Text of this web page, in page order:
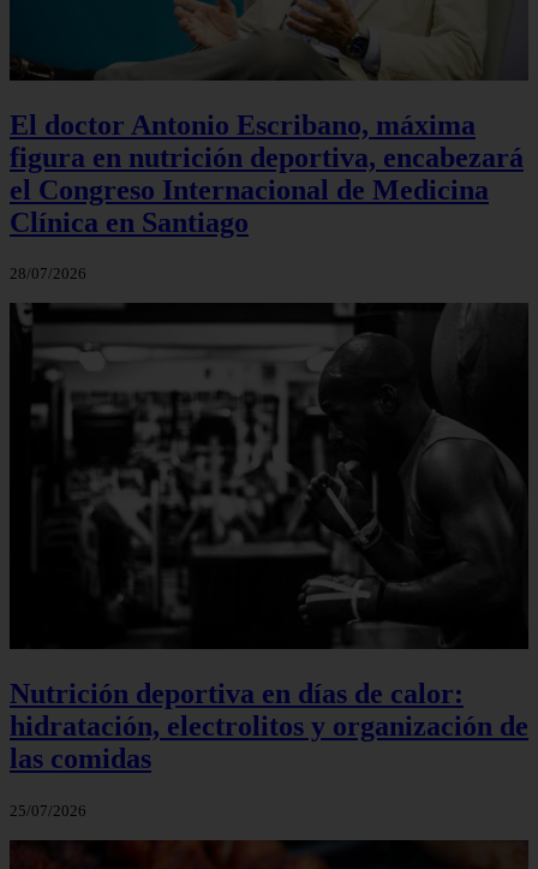
El doctor Antonio Escribano, máxima
figura en nutrición deportiva, encabezará
el Congreso Internacional de Medicina
Clínica en Santiago
28/07/2026
Nutrición deportiva en días de calor:
hidratación, electrolitos y organización de
las comidas
25/07/2026